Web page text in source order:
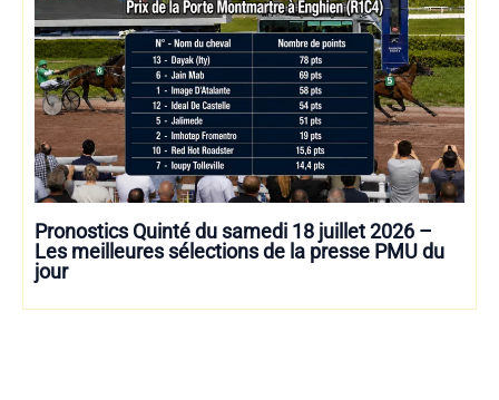
Pronostics Quinté du samedi 18 juillet 2026 –
Les meilleures sélections de la presse PMU du
jour